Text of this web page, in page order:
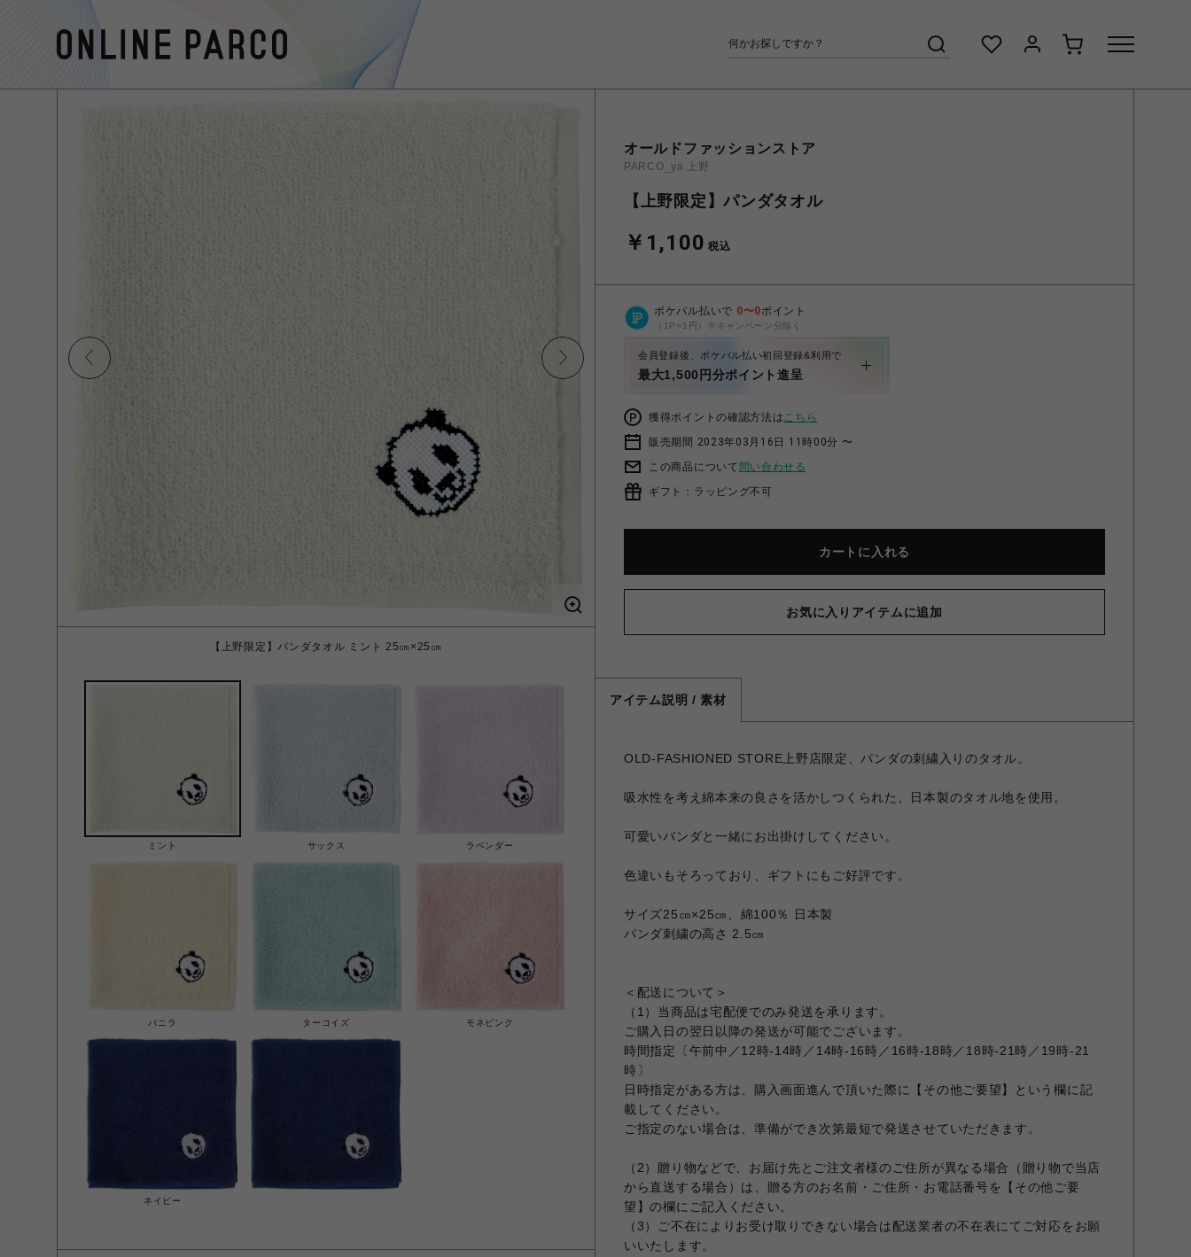
【上野限定】パンダタオル ミント 25㎝×25㎝
ミント サックス ラベンダー
バニラ ターコイズ モネピンク
ネイビー
オールドファッションストア
PARCO_ya 上野
【上野限定】パンダタオル
￥1,100 税込
ポケパル払いで 0〜0ポイント
（1P=1円）※キャンペーン分除く
会員登録後、ポケパル払い初回登録&利用で
最大1,500円分ポイント進呈
獲得ポイントの確認方法はこちら
販売期間 2023年03月16日 11時00分 〜
この商品について 問い合わせる
ギフト：ラッピング不可
カートに入れる
お気に入りアイテムに追加
アイテム説明 / 素材
OLD-FASHIONED STORE上野店限定、パンダの刺繍入りのタオル。
吸水性を考え綿本来の良さを活かしつくられた、日本製のタオル地を使用。
可愛いパンダと一緒にお出掛けしてください。
色違いもそろっており、ギフトにもご好評です。
サイズ25㎝×25㎝、綿100％ 日本製
パンダ刺繍の高さ 2.5㎝
＜配送について＞
（1）当商品は宅配便でのみ発送を承ります。
ご購入日の翌日以降の発送が可能でございます。
時間指定〔午前中／12時-14時／14時-16時／16時-18時／18時-21時／19時-21
時〕
日時指定がある方は、購入画面進んで頂いた際に【その他ご要望】という欄に記
載してください。
ご指定のない場合は、準備ができ次第最短で発送させていただきます。
（2）贈り物などで、お届け先とご注文者様のご住所が異なる場合（贈り物で当店
から直送する場合）は、贈る方のお名前・ご住所・お電話番号を【その他ご要
望】の欄にご記入ください。
（3）ご不在によりお受け取りできない場合は配送業者の不在表にてご対応をお願
いいたします。